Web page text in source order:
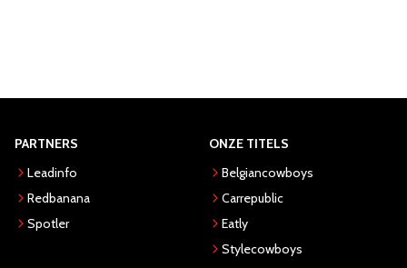
PARTNERS
Leadinfo
Redbanana
Spotler
ONZE TITELS
Belgiancowboys
Carrepublic
Eatly
Stylecowboys